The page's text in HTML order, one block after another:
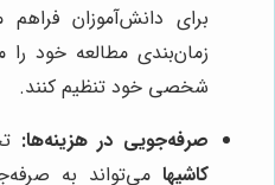
برای دانش‌آموزان فراهم
زمان‌بندی مطالعه خود را
شخصی خود تنظیم کنند.
صرفه‌جویی در هزینه‌ها:
کاشیها می‌تواند به